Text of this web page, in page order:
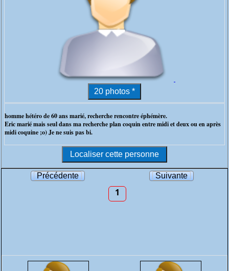
homme hétéro de 60 ans marié, recherche rencontre éphémère.
Eric marié mais seul dans ma recherche plan coquin entre midi et deux ou en après
midi coquine ;o) Je ne suis pas bi.
Précédente Suivante
1